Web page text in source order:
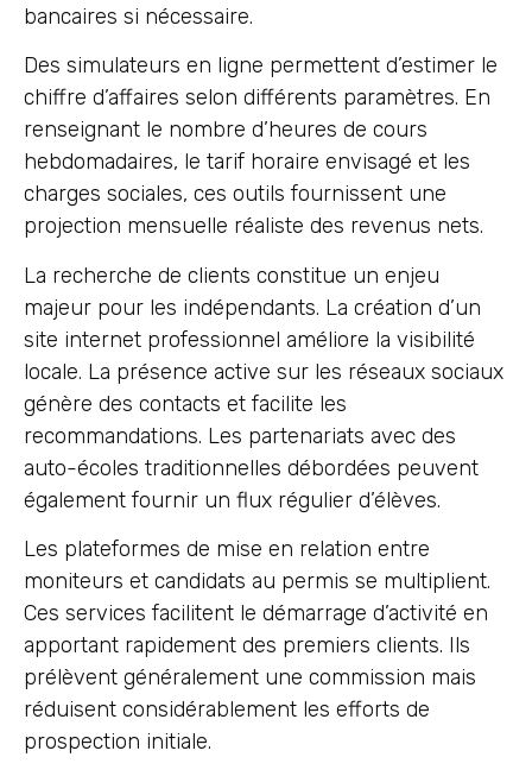
bancaires si nécessaire.
Des simulateurs en ligne permettent d’estimer le
chiffre d’affaires selon différents paramètres. En
renseignant le nombre d’heures de cours
hebdomadaires, le tarif horaire envisagé et les
charges sociales, ces outils fournissent une
projection mensuelle réaliste des revenus nets.
La recherche de clients constitue un enjeu
majeur pour les indépendants. La création d’un
site internet professionnel améliore la visibilité
locale. La présence active sur les réseaux sociaux
génère des contacts et facilite les
recommandations. Les partenariats avec des
auto-écoles traditionnelles débordées peuvent
également fournir un flux régulier d’élèves.
Les plateformes de mise en relation entre
moniteurs et candidats au permis se multiplient.
Ces services facilitent le démarrage d’activité en
apportant rapidement des premiers clients. Ils
prélèvent généralement une commission mais
réduisent considérablement les efforts de
prospection initiale.